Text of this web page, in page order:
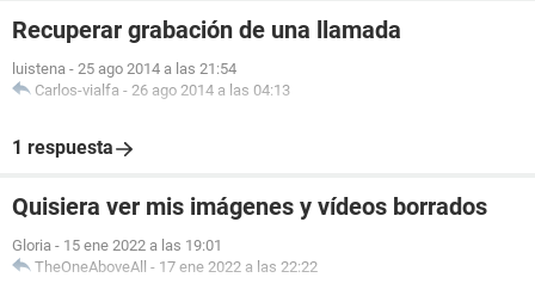
Recuperar grabación de una llamada
luistena - 25 ago 2014 a las 21:54
Carlos-vialfa - 26 ago 2014 a las 04:13
1 respuesta
Quisiera ver mis imágenes y vídeos borrados
Gloria - 15 ene 2022 a las 19:01
TheOneAboveAll - 17 ene 2022 a las 22:22